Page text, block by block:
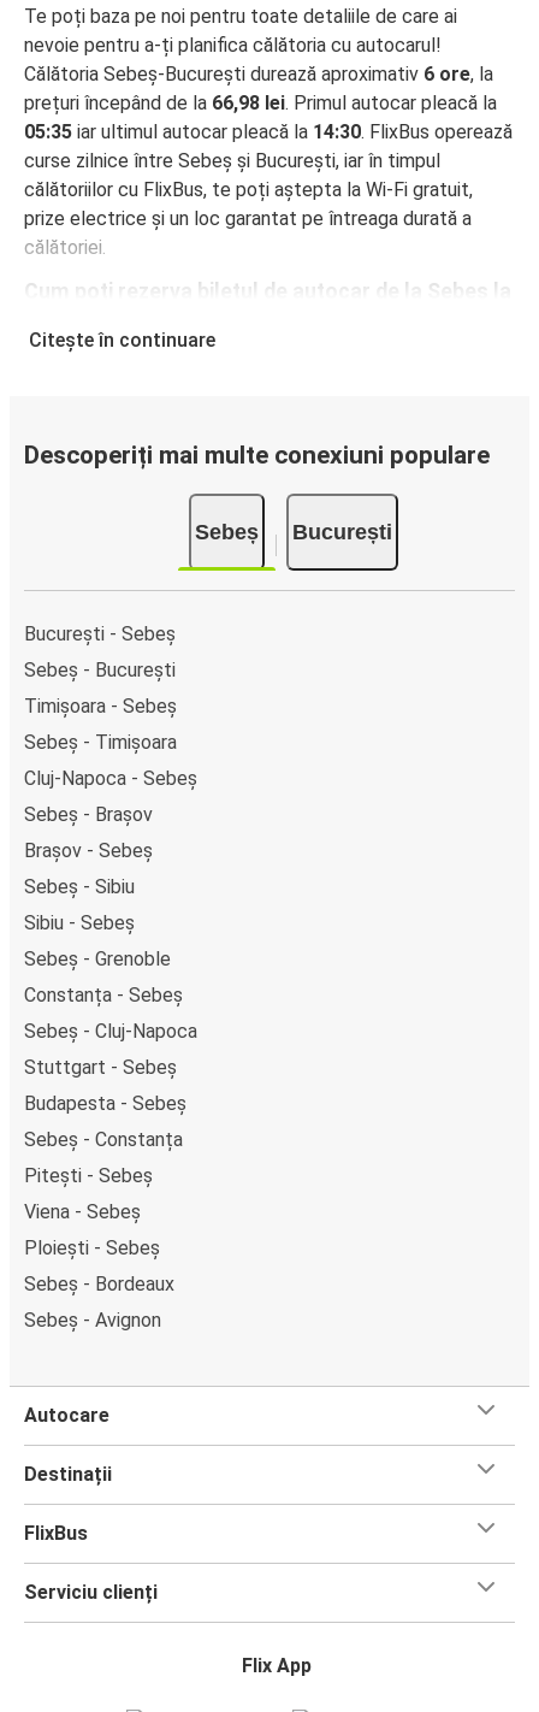
Te poți baza pe noi pentru toate detaliile de care ai
nevoie pentru a-ți planifica călătoria cu autocarul!
Călătoria Sebeș-București durează aproximativ 6 ore, la
prețuri începând de la 66,98 lei. Primul autocar pleacă la
05:35 iar ultimul autocar pleacă la 14:30. FlixBus operează
curse zilnice între Sebeș și București, iar în timpul
călătoriilor cu FlixBus, te poți aștepta la Wi-Fi gratuit,
prize electrice și un loc garantat pe întreaga durată a
călătoriei.
Cum poți rezerva biletul de autocar de la Sebeș la
clicuri. La achiziționarea online a unui bilet pe ruta Sebeș-
Pay. Alternativ, poți plăti în numerar la bordul autocarelor
sau la unul din punctele de vânzare.
Citește în continuare
Descoperiți mai multe conexiuni populare
Sebeș București
București - Sebeș
Sebeș - București
Timișoara - Sebeș
Sebeș - Timișoara
Cluj-Napoca - Sebeș
Sebeș - Brașov
Brașov - Sebeș
Sebeș - Sibiu
Sibiu - Sebeș
Sebeș - Grenoble
Constanța - Sebeș
Sebeș - Cluj-Napoca
Stuttgart - Sebeș
Budapesta - Sebeș
Sebeș - Constanța
Pitești - Sebeș
Viena - Sebeș
Ploiești - Sebeș
Sebeș - Bordeaux
Sebeș - Avignon
Autocare
Destinații
FlixBus
Serviciu clienți
Flix App